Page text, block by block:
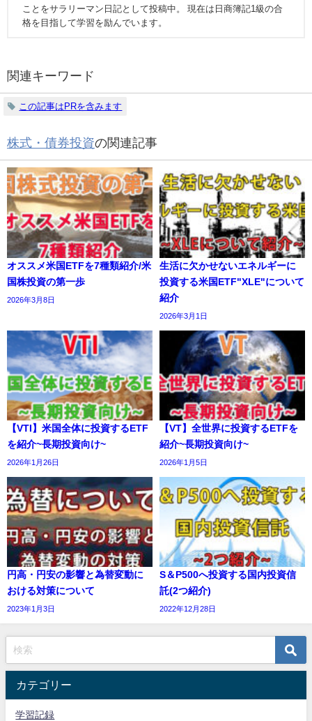
ことをサラリーマン日記として投稿中。 現在は日商簿記1級の合
格を目指して学習を励んでいます。
関連キーワード
この記事はPRを含みます
株式・債券投資の関連記事
オススメ米国ETFを7種類紹介/米
国株投資の第一歩
2026年3月8日
生活に欠かせないエネルギーに
投資する米国ETF"XLE"について
紹介
2026年3月1日
【VTI】米国全体に投資するETF
を紹介~長期投資向け~
2026年1月26日
【VT】全世界に投資するETFを
紹介~長期投資向け~
2026年1月5日
円高・円安の影響と為替変動に
おける対策について
2023年1月3日
S＆P500へ投資する国内投資信
託(2つ紹介)
2022年12月28日
カテゴリー
学習記録